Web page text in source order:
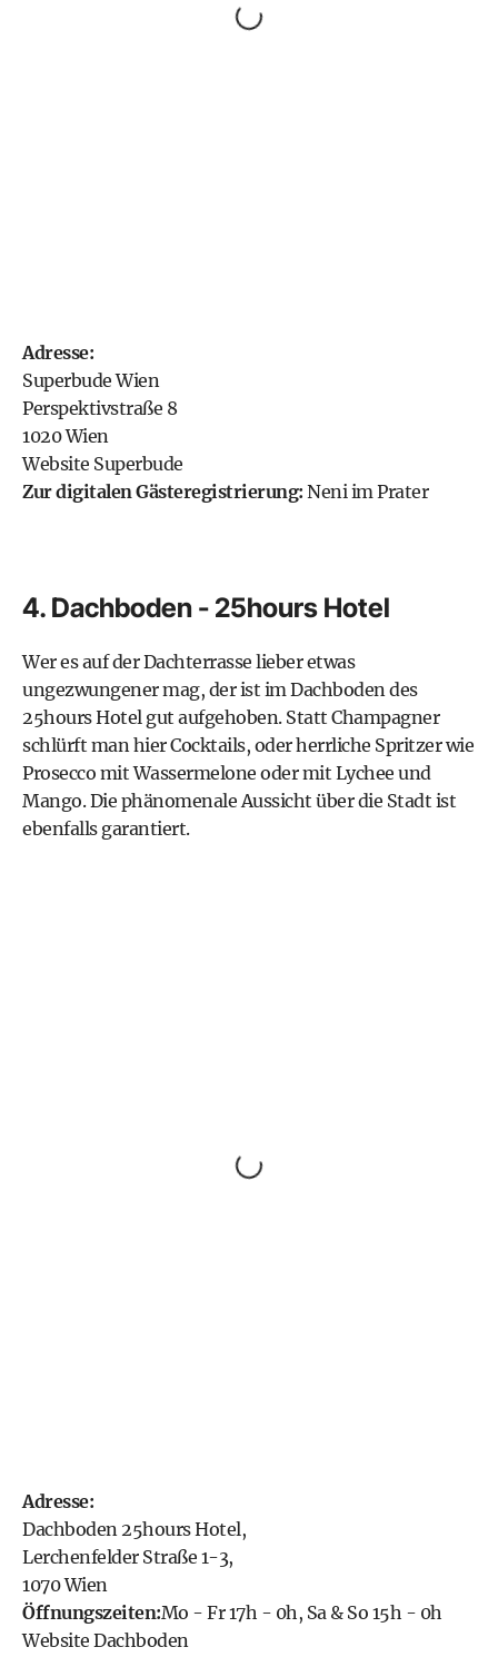
Adresse:
Superbude Wien
Perspektivstraße 8
1020 Wien
Website Superbude
Zur digitalen Gästeregistrierung: Neni im Prater
4. Dachboden - 25hours Hotel
Wer es auf der Dachterrasse lieber etwas
ungezwungener mag, der ist im Dachboden des
25hours Hotel gut aufgehoben. Statt Champagner
schlürft man hier Cocktails, oder herrliche Spritzer wie
Prosecco mit Wassermelone oder mit Lychee und
Mango. Die phänomenale Aussicht über die Stadt ist
ebenfalls garantiert.
Adresse:
Dachboden 25hours Hotel,
Lerchenfelder Straße 1-3,
1070 Wien
Öffnungszeiten:Mo - Fr 17h - 0h, Sa & So 15h - 0h
Website Dachboden